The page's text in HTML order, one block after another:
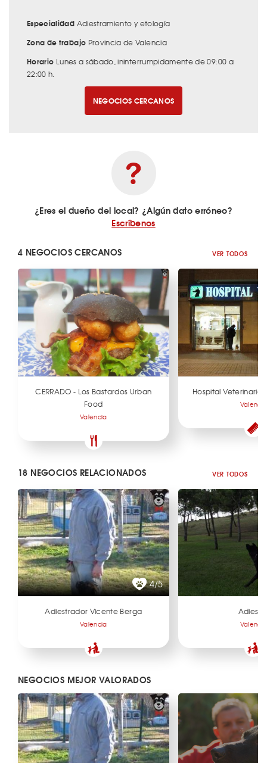
Especialidad Adiestramiento y etología
Zona de trabajo Provincia de Valencia
Horario Lunes a sábado, ininterrumpidamente de 09:00 a
22:00 h.
NEGOCIOS CERCANOS
¿Eres el dueño del local? ¿Algún dato erróneo?
Escríbenos
4 NEGOCIOS CERCANOS VER TODOS
CERRADO - Los Bastardos Urban
Food
Valencia
Hospital Veterinario
Valencia
18 NEGOCIOS RELACIONADOS VER TODOS
4/5
Adiestrador Vicente Berga
Valencia Valencia
NEGOCIOS MEJOR VALORADOS